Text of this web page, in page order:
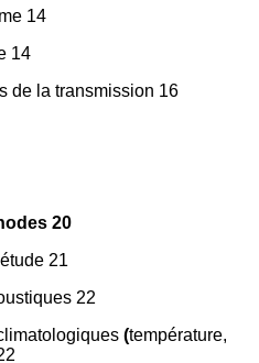
14
14
de la transmission 16
20
21
22
(température,